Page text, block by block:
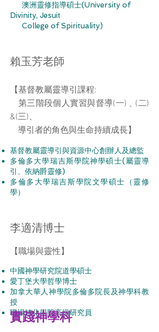
澳洲靈修指導碩士(University of
Divinity, Jesuit
College of Spirituality)
賴玉芳老師
【基督教屬靈導引課程:
第三階段個人實習與督導(一)﹑(二)
&(三)、
導引者的角色與生命持續成長】
基督教屬靈導引與資源中心創辦人及總監
多倫多大學瑞吉斯學院神學碩士(屬靈導
引、依納爵靈修)
多倫多大學瑞吉斯學院文學碩士（靈修
學）
李適清博士
【職場與靈性】
中國神學研究院道學碩士
愛丁堡大學哲學博士
加拿大華人神學院多倫多院長及神學科教
授
職場轉化學院高級研究員
實踐神學科